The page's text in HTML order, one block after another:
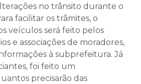
no trânsito durante o
facilitar os trâmites, o
veículos será feito pelos
e associações de moradores,
à subprefeitura. Já
foi feito um
precisarão das